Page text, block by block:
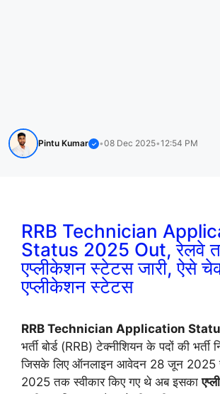
Pintu Kumar ✓ •08 Dec 2025•12:54 PM
RRB Technician
Status 2025 Out, रेलवे
एप्लीकेशन स्टेटस जारी, ऐसे
एप्लीकेशन स्टेटस
RRB Technician Application
भर्ती बोर्ड (RRB) टेक्नीशियन के पदों की भर्ती
जिसके लिए ऑनलाइन आवेदन 28 जून
2025 तक स्वीकार किए गए थे अब इसका